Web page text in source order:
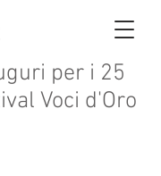
per i 25
Voci d'Oro